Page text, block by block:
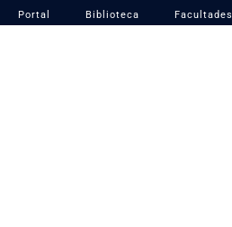
Portal Biblioteca Facultades